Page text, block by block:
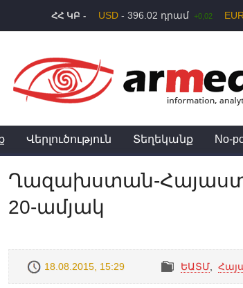
ՀՀ ԿԲ - USD - 396.02 դրամ +0,02 EUR
Վերլուծություն Տեղեկանք No-
Ղազախստան-
20-ամյակ
18.08.2015, 15:29 ԵԱՏՄ